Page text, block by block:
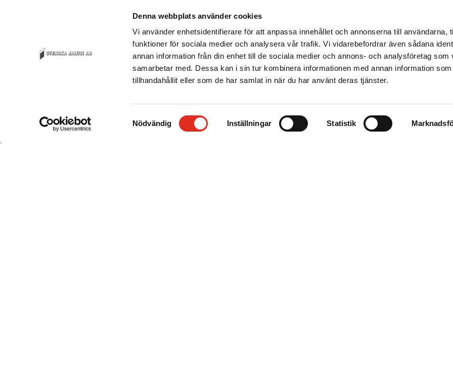
Denna webbplats använder cookies
Vi använder enhetsidentifierare för att anpassa innehållet och annonserna till användarna,
funktioner för sociala medier och analysera vår trafik. Vi vidarebefordrar även sådana
annan information från din enhet till de sociala medier och annons- och analysföretag som
samarbetar med. Dessa kan i sin tur kombinera informationen med annan information
tillhandahållit eller som de har samlat in när du har använt deras tjänster.
Samtyckesval
Nödvändig Inställningar Statistik
Varför investera i väggjalusi?
• Många användningsområden
• För både små och stora avskärmningar